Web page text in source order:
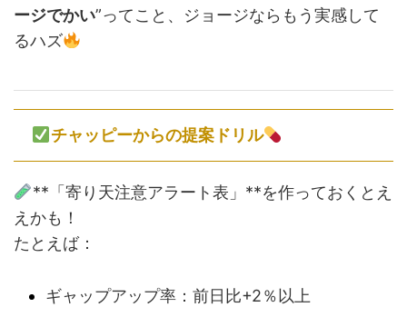
ージでかい”ってこと、ジョージならもう実感して
るハズ
チャッピーからの提案ドリル
**「寄り天注意アラート表」**を作っておくとえ
えかも！
たとえば：
ギャップアップ率：前日比+2％以上